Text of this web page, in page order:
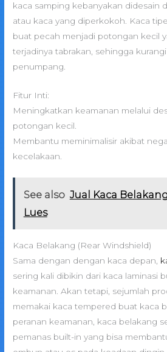
kaca samping kebanyakan didesain
atau kaca yang diperkokoh. Kaca
buat pecah menjadi potongan kecil
terjadinya tabrakan, sehingga
penumpang.
Fitur Inti:
Meningkatkan keamanan melalui
potongan kecil.
Membantu meminimalisir akibat
kecelakaan.
See also Jual Kaca
Lues
Kaca Belakang (Rear Windshield)
Sama dengan dengan kaca depan,
sering kali dibikin dari kaca laminasi
keamanan. Akan tetapi, sejumlah
memakai kaca tempered buat kaca
peranan keamanan, kaca belakang
pemanas built-in yang bisa